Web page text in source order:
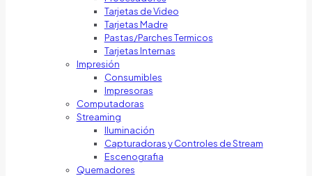
Tarjetas de Video
Tarjetas Madre
Pastas/Parches Termicos
Tarjetas Internas
Impresión
Consumibles
Impresoras
Computadoras
Streaming
Iluminación
Capturadoras y Controles de Stream
Escenografia
Quemadores